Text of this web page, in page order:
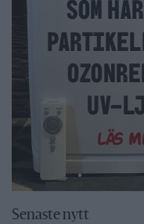
Senaste nytt